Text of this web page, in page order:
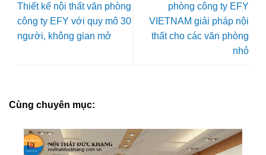
Thiết kế nội thất văn phòng
công ty EFY với quy mô 30
người, không gian mở
phòng công ty EFY
VIETNAM giải pháp nội
thất cho các văn phòng
nhỏ
Cùng chuyên mục: